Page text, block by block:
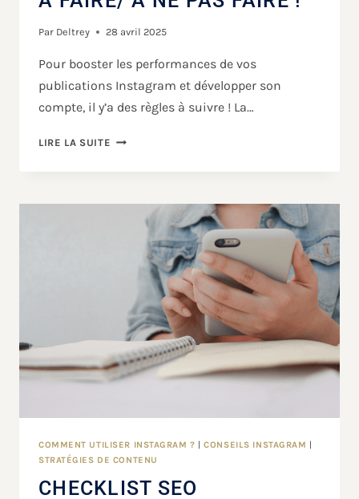
Par Deltrey 28 avril 2025
Pour booster les performances de vos
publications Instagram et développer son
compte, il y’a des règles à suivre ! La…
LIRE LA SUITE
COMMENT UTILISER INSTAGRAM ? |CONSEILS INSTAGRAM |
STRATÉGIES DE CONTENU
CHECKLIST SEO